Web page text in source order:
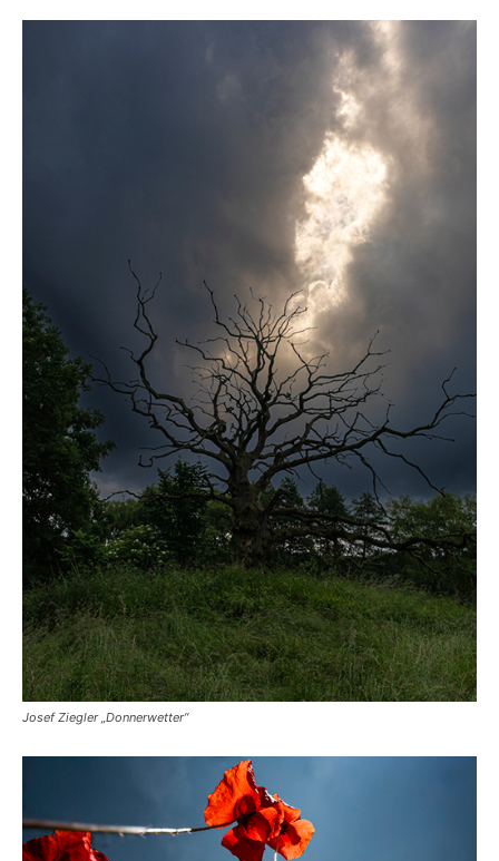
Josef Ziegler „Donnerwetter“